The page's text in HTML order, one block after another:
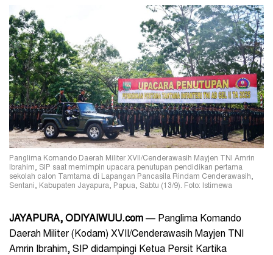
Panglima Komando Daerah Militer XVII/Cenderawasih Mayjen TNI Amrin
Ibrahim, SIP saat memimpin upacara penutupan pendidikan pertama
sekolah calon Tamtama di Lapangan Pancasila Rindam Cenderawasih,
Sentani, Kabupaten Jayapura, Papua, Sabtu (13/9). Foto: Istimewa
JAYAPURA, ODIYAIWUU.com — Panglima Komando
Daerah Militer (Kodam) XVII/Cenderawasih Mayjen TNI
Amrin Ibrahim, SIP didampingi Ketua Persit Kartika